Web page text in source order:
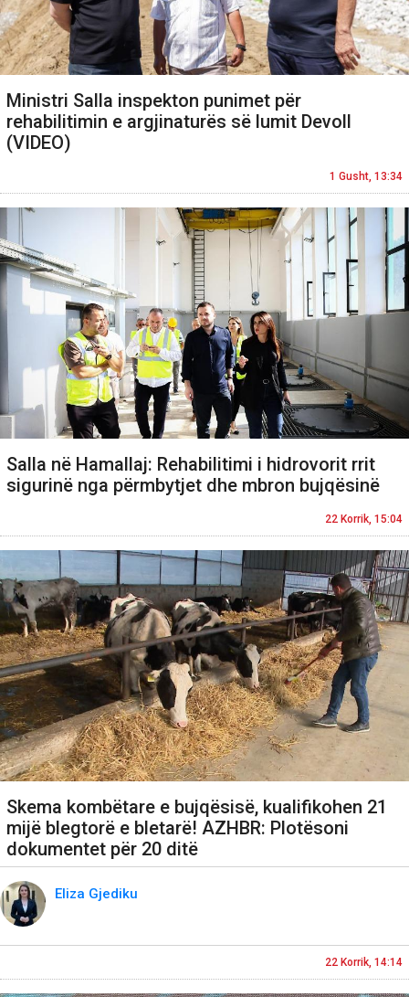
Ministri Salla inspekton punimet për
rehabilitimin e argjinaturës së lumit Devoll
(VIDEO)
1 Gusht, 13:34
Salla në Hamallaj: Rehabilitimi i hidrovorit rrit
sigurinë nga përmbytjet dhe mbron bujqësinë
22 Korrik, 15:04
Skema kombëtare e bujqësisë, kualifikohen 21
mijë blegtorë e bletarë! AZHBR: Plotësoni
dokumentet për 20 ditë
Eliza Gjediku
22 Korrik, 14:14